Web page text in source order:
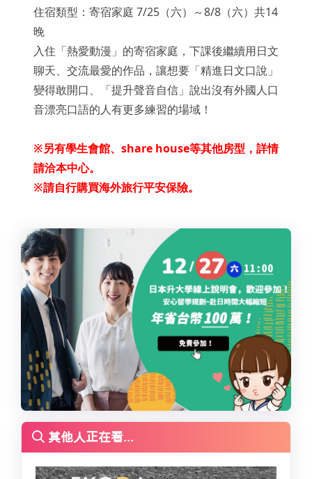
住宿類型：寄宿家庭 7/25（六）～8/8（六）共14
晚
入住「熱愛動漫」的寄宿家庭，下課後繼續用日文
聊天、交流最愛的作品，讓想要「精進日文口說」
變得敢開口、「提升聲音自信」說出沒有外國人口
音漂亮口語的人有更多練習的場域！
※另有學生會館、share house等其他房型，詳情
請洽本中心。
※請自行購買海外旅行平安保險。
其他人正在看...